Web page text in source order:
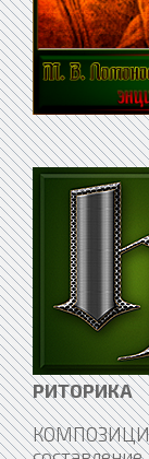
РИТОРИКА